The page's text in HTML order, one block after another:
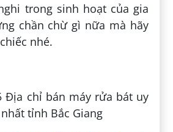
trong sinh hoạt của gia
chần chừ gì nữa mà hãy
nhé.
Địa chỉ bán máy rửa bát uy
tỉnh Bắc Giang